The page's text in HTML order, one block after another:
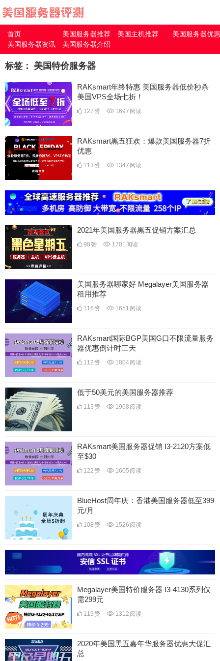
首页 美国服务器推荐 美国主机推荐
美国服务器优惠
美国服务器资讯
美国服务器介绍
标签： 美国特价服务器
RAKsmart年终特惠 美国服务器低价秒杀
美国VPS全场七折！
127赞 1697 阅读
RAKsmart黑五狂欢：爆款美国服务器7折
优惠
113赞 1347 阅读
2021年美国服务器黑五促销方案汇总
98赞 1701 阅读
美国服务器哪家好 Megalayer美国服务器
租用推荐
116赞 1651 阅读
RAKsmart国际BGP美国G口不限流量服务
器优惠倒计时三天
112赞 1804阅读
低于50美元的美国服务器推荐
113赞 1968 阅读
RAKsmart美国服务器促销 I3-2120方案低
至$30
122赞 1605 阅读
BlueHost周年庆：香港美国服务器低至399
元/月
108赞 1526 阅读
Megalayer美国特价服务器 I3-4130系列仅
需299元
119赞 1312 阅读
2020年美国黑五嘉年华服务器优惠大促汇
总